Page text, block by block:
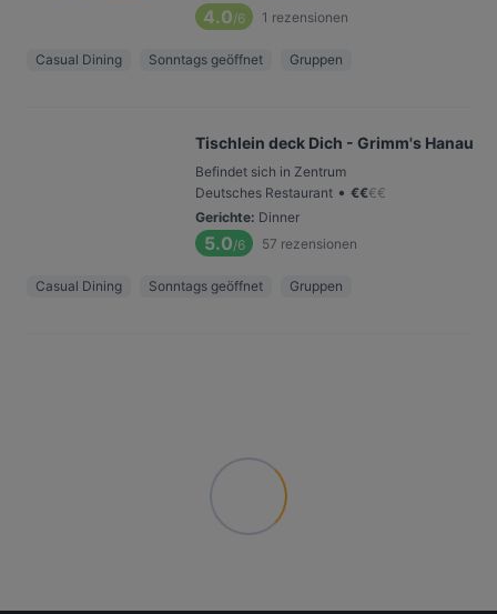
4.0/6 1 rezensionen
Casual Dining Sonntags geöffnet Gruppen
Tischlein deck Dich - Grimm's Hanau
Befindet sich in Zentrum
Deutsches Restaurant • €€€€
Gerichte: Dinner
5.0/6 57 rezensionen
Casual Dining Sonntags geöffnet Gruppen